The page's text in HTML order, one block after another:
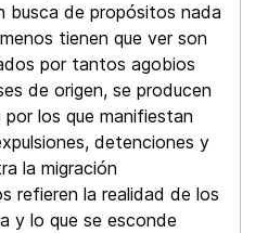
busca de propósitos nada
tienen que ver son
por tantos agobios
de origen, se producen
los que manifiestan
detenciones y
la migración
refieren la realidad de los
y lo que se esconde